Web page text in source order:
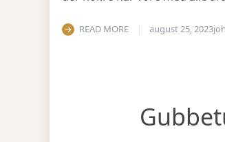
READ MORE august 25, 2023